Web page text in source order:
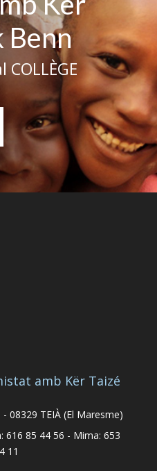
Benn
amb Kër Taizé
08329 TEIÀ (El Maresme)
616 85 44 56 - Mima: 653
11